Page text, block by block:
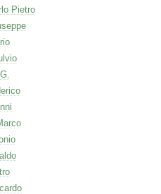
Pietro